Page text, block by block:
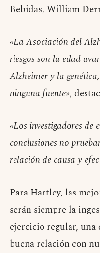
Bebidas, William
«La Asociación del
riesgos son la edad
Alzheimer y la
ninguna fuente»,
«Los investigadores de
conclusiones no
relación de causa y
Para Hartley, las
serán siempre la
ejercicio regular, una
buena relación con